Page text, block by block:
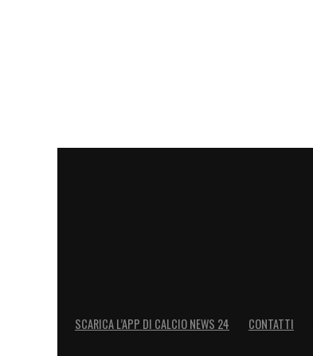
SCARICA L’APP DI CALCIO NEWS 24 CONTATTI